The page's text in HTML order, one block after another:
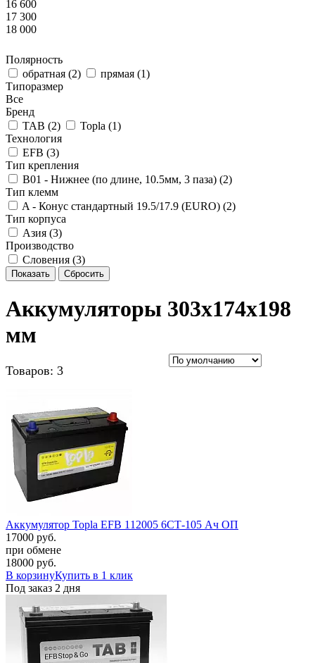
16 600
17 300
18 000
Полярность
обратная (2) прямая (1)
Типоразмер
Все
Бренд
TAB (2) Topla (1)
Технология
EFB (3)
Тип крепления
B01 - Нижнее (по длине, 10.5мм, 3 паза) (2)
Тип клемм
A - Конус стандартный 19.5/17.9 (EURO) (2)
Тип корпуса
Азия (3)
Производство
Словения (3)
Показать Сбросить
Аккумуляторы 303x174x198
мм
Товаров: 3
Аккумулятор Topla EFB 112005 6СТ-105 Ач ОП
17000 руб.
при обмене
18000 руб.
В корзинуКупить в 1 клик
Под заказ 2 дня